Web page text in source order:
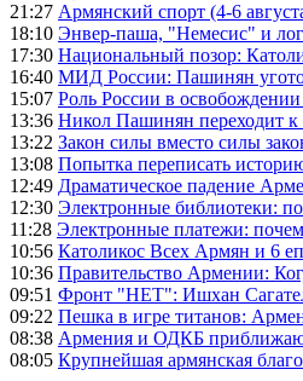
21:27 Армянский спорт (4-6
18:10 Энвер-паша, "Немесис" и
17:30 Национальный позор:
16:40 МИД России: Пашинян
15:07 Роль России в
13:36 Никол Пашинян переходит к
13:22 Закон силы вместо силы
13:08 Попытка переписать
12:49 Драматическое падение
12:30 Электронные библиотеки:
11:28 Электронные платежи:
10:56 Католикос Всех Армян и 6
10:36 Правительство Армении:
09:51 Фронт "НЕТ": Ишхан
09:22 Пешка в игре титанов:
08:38 Армения и ОДКБ
08:05 Крупнейшая армянская